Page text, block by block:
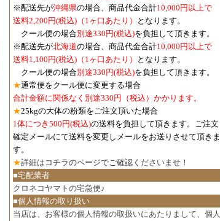
※配送先が沖縄県の場合、商品代金合計10,000円以上で
送料2,200円(税込)（1ヶ口あたり）
となります。
クール便の場合別途330円(税込)を負担して頂きます。
※配送先が北海道の場合、商品代金合計10,000円以上で
送料1,100円(税込) （1ヶ口あたり）
となります。
クール便の場合別途330円(税込)を負担して頂きます。
★通常便をクール便に変更する場合
合計金額に関係なく別途330円（税込）かかります。
★25kgの大体の粉類をご注文頂いた場合
1体につき500円(税込)の送料を負担して頂きます。ご注文
確定メールにて送料を変更しメールをお送りさせて頂きま
す。
★詳細は コチラのページでご確認 くださいませ！
■宅配業者
クロネコヤマトの宅急便♪
■個人情報の取り扱い
当店は、お客様の個人情報の取扱いにあたりまして、個人